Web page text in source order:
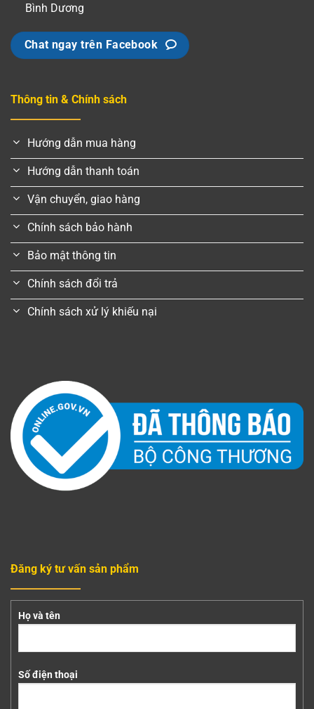
Bình Dương
Chat ngay trên Facebook
Thông tin & Chính sách
Hướng dẫn mua hàng
Hướng dẫn thanh toán
Vận chuyển, giao hàng
Chính sách bảo hành
Bảo mật thông tin
Chính sách đổi trả
Chính sách xử lý khiếu nại
Đăng ký tư vấn sản phẩm
Họ và tên
Số điện thoại